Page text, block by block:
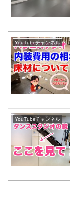
YouTubeチャンネル
YouTubeチャンネル